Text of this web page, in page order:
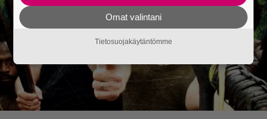
Omat valintani
Tietosuojakäytäntömme